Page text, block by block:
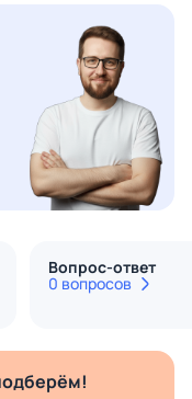
Вопрос-ответ
0 вопросов